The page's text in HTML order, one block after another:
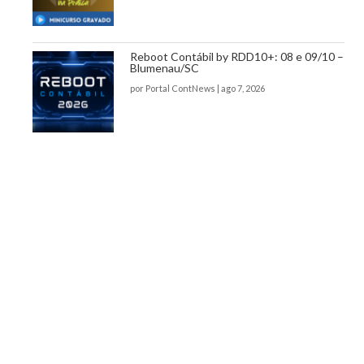
Reboot Contábil by RDD10+: 08 e 09/10 –
Blumenau/SC
por Portal ContNews | ago 7, 2026